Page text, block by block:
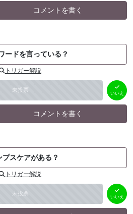
コメントを書く
ードを言っている？
トリガー解説
未投票
いいえ
（ 0件）
いいえ
コメントを書く
プスケアがある？
トリガー解説
未投票
いいえ
（ 0件）
いいえ